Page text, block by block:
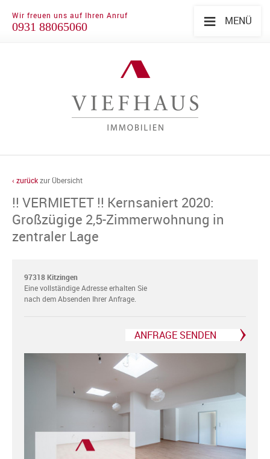
≡ MENÜ
Wir freuen uns auf Ihren Anruf
0931 88065060
‹ zurückzur Übersicht
!! VERMIETET !! Kernsaniert 2020:
Großzügige 2,5-Zimmerwohnung in
zentraler Lage
97318 Kitzingen
Eine vollständige Adresse erhalten Sie
nach dem Absenden Ihrer Anfrage.
ANFRAGE SENDEN